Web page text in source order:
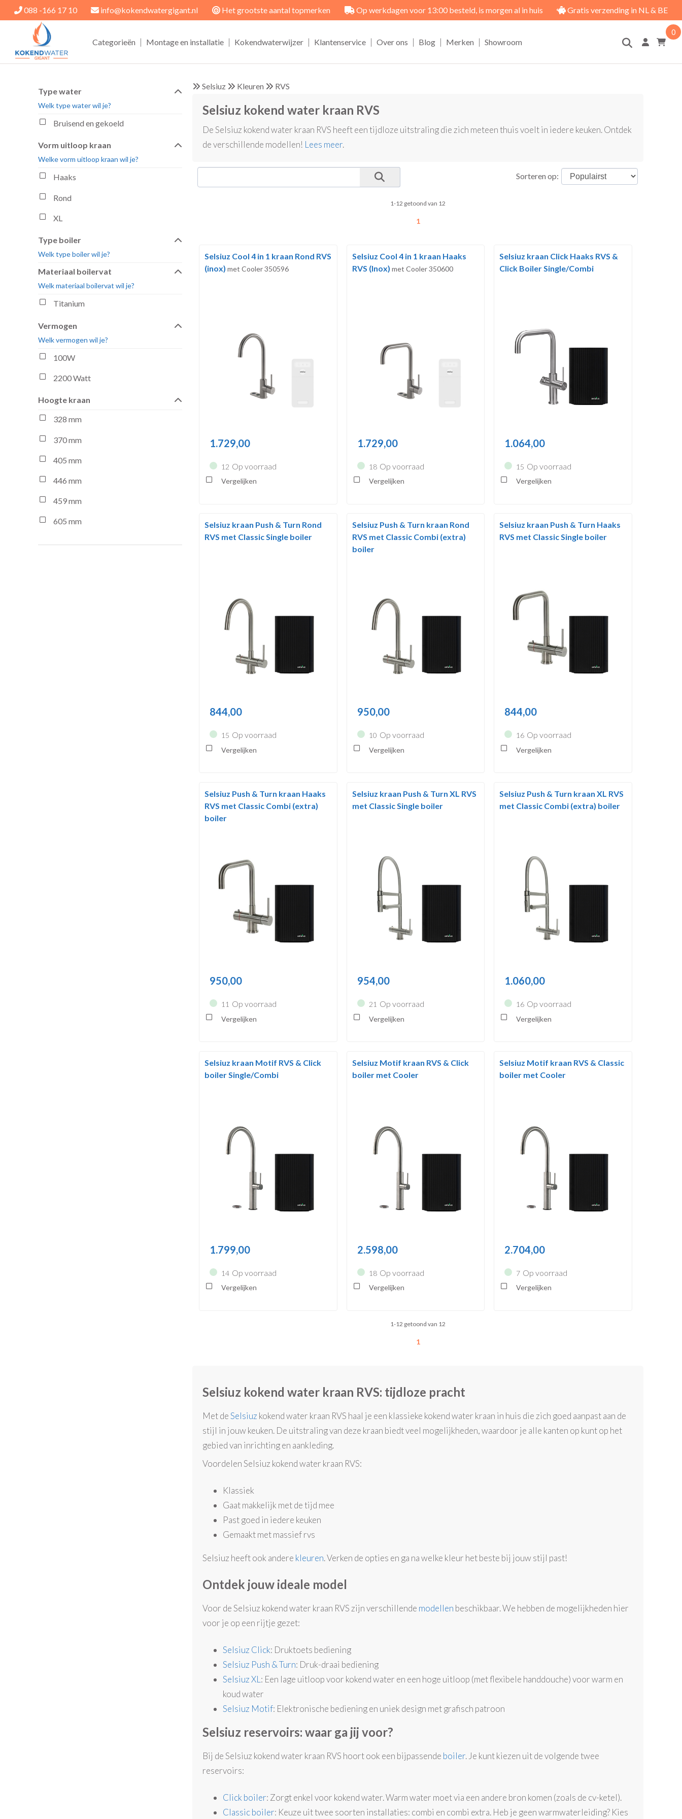
088 -166 17 10 info@kokendwatergigant.nl Het grootste aantal topmerken Op werkdagen voor 13:00 besteld, is morgen al in huis Gratis verzending in NL & BE
Categorieën | Montage en installatie | Kokendwaterwijzer | Klantenservice | Over ons | Blog | Merken | Showroom
0
Selsiuz Kleuren RVS
Selsiuz kokend water kraan RVS
De Selsiuz kokend water kraan RVS heeft een tijdloze uitstraling die zich meteen thuis voelt in iedere keuken. Ontdek
de verschillende modellen! Lees meer.
Sorteren op:
1-12 getoond van 12
1
Selsiuz Cool 4 in 1 kraan Rond RVS
(inox)met Cooler 350596
1.729,00
12 Op voorraad
Vergelijken
Selsiuz Cool 4 in 1 kraan Haaks
RVS (Inox) met Cooler 350600
1.729,00
18 Op voorraad
Vergelijken
Selsiuz kraan Click Haaks RVS &
Click Boiler Single/Combi
1.064,00
15 Op voorraad
Vergelijken
Selsiuz kraan Push & Turn Rond
RVS met Classic Single boiler
844,00
15 Op voorraad
Vergelijken
Selsiuz Push & Turn kraan Rond
RVS met Classic Combi (extra)
boiler
950,00
10 Op voorraad
Vergelijken
Selsiuz kraan Push & Turn Haaks
RVS met Classic Single boiler
844,00
16 Op voorraad
Vergelijken
Selsiuz Push & Turn kraan Haaks
RVS met Classic Combi (extra)
boiler
950,00
11 Op voorraad
Vergelijken
Selsiuz kraan Push & Turn XL RVS
met Classic Single boiler
954,00
21 Op voorraad
Vergelijken
Selsiuz Push & Turn kraan XL RVS
met Classic Combi (extra) boiler
1.060,00
16 Op voorraad
Vergelijken
Selsiuz kraan Motif RVS & Click
boiler Single/Combi
1.799,00
14 Op voorraad
Vergelijken
Selsiuz Motif kraan RVS & Click
boiler met Cooler
2.598,00
18 Op voorraad
Vergelijken
Selsiuz Motif kraan RVS & Classic
boiler met Cooler
2.704,00
7 Op voorraad
Vergelijken
1-12 getoond van 12
1
Selsiuz kokend water kraan RVS: tijdloze pracht
Met deSelsiuz kokend water kraan RVS haal je een klassieke kokend water kraan in huis die zich goed aanpast aan de
stijl in jouw keuken. De uitstraling van deze kraan biedt veel mogelijkheden, waardoor je alle kanten op kunt op het
gebied van inrichting en aankleding.
Voordelen Selsiuz kokend water kraan RVS:
Klassiek
Gaat makkelijk met de tijd mee
Past goed in iedere keuken
Gemaakt met massief rvs
Selsiuz heeft ook andere kleuren. Verken de opties en ga na welke kleur het beste bij jouw stijl past!
Ontdek jouw ideale model
Voor de Selsiuz kokend water kraan RVS zijn verschillende modellen beschikbaar. We hebben de mogelijkheden hier
voor je op een rijtje gezet:
Selsiuz Click: Druktoets bediening
Selsiuz Push & Turn: Druk-draai bediening
Selsiuz XL : Een lage uitloop voor kokend water en een hoge uitloop (met flexibele handdouche) voor warm en
koud water
Selsiuz Motif: Elektronische bediening en uniek design met grafisch patroon
Selsiuz reservoirs: waar ga jij voor?
Bij de Selsiuz kokend water kraan RVS hoort ook een bijpassende boiler. Je kunt kiezen uit de volgende twee
reservoirs:
Click boiler: Zorgt enkel voor kokend water. Warm water moet via een andere bron komen (zoals de cv-ketel).
Classic boiler: Keuze uit twee soorten installaties: combi en combi extra. Heb je geen warmwaterleiding? Kies
Type water
Welk type water wil je?
Bruisend en gekoeld
Vorm uitloop kraan
Welke vorm uitloop kraan wil je?
Haaks
Rond
XL
Type boiler
Welk type boiler wil je?
Materiaal boilervat
Welk materiaal boilervat wil je?
Titanium
Vermogen
Welk vermogen wil je?
100W
2200 Watt
Hoogte kraan
328 mm
370 mm
405 mm
446 mm
459 mm
605 mm